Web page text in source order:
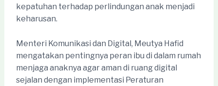
kepatuhan terhadap perlindungan anak menjadi
keharusan.
Menteri Komunikasi dan Digital, Meutya Hafid
mengatakan pentingnya peran ibu di dalam rumah
menjaga anaknya agar aman di ruang digital
sejalan dengan implementasi Peraturan